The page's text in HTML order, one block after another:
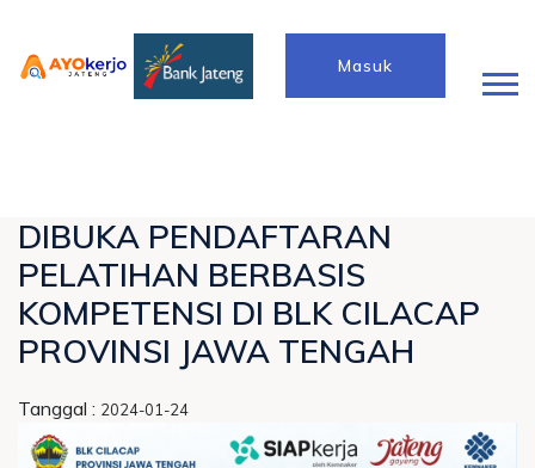
Masuk
DIBUKA PENDAFTARAN
PELATIHAN BERBASIS
KOMPETENSI DI BLK CILACAP
PROVINSI JAWA TENGAH
Tanggal : 2024-01-24